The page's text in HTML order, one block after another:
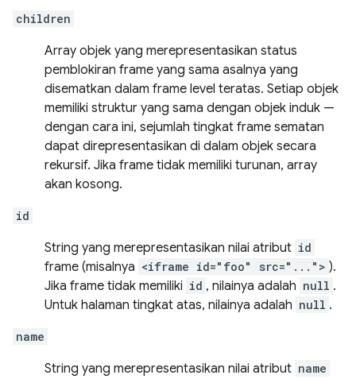
children
Array objek yang merepresentasikan status
pemblokiran frame yang sama asalnya yang
disematkan dalam frame level teratas. Setiap objek
memiliki struktur yang sama dengan objek induk —
dengan cara ini, sejumlah tingkat frame sematan
dapat direpresentasikan di dalam objek secara
rekursif. Jika frame tidak memiliki turunan, array
akan kosong.
id
String yang merepresentasikan nilai atribut id
frame (misalnya <iframe id="foo" src="..."> ).
Jika frame tidak memiliki id , nilainya adalah null .
Untuk halaman tingkat atas, nilainya adalah null .
name
String yang merepresentasikan nilai atribut name